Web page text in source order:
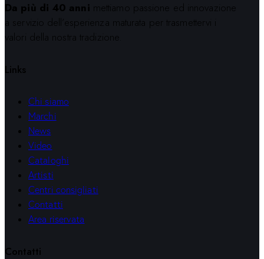
Da più di 40 anni mettiamo passione ed innovazione
a servizio dell’esperienza maturata per trasmettervi i
valori della nostra tradizione.
Links
Chi siamo
Marchi
News
Video
Cataloghi
Artisti
Centri consigliati
Contatti
Area riservata
Contatti